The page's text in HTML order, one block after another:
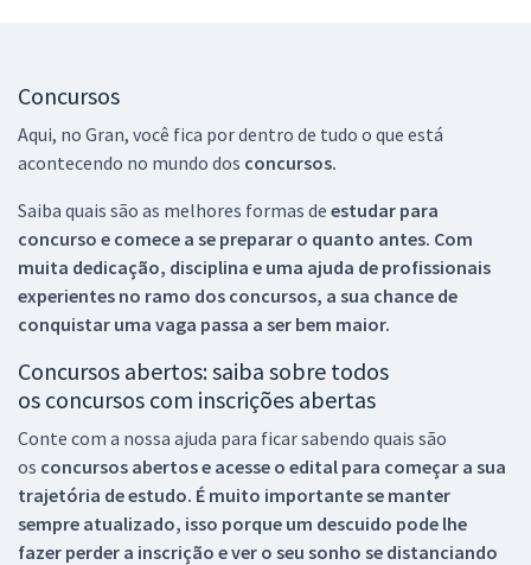
Concursos
Aqui, no Gran, você fica por dentro de tudo o que está
acontecendo no mundo dos concursos.
Saiba quais são as melhores formas de estudar para
concurso e comece a se preparar o quanto antes. Com
muita dedicação, disciplina e uma ajuda de profissionais
experientes no ramo dos concursos, a sua chance de
conquistar uma vaga passa a ser bem maior.
Concursos abertos: saiba sobre todos
os concursos com inscrições abertas
Conte com a nossa ajuda para ficar sabendo quais são
os concursos abertos e acesse o edital para começar a sua
trajetória de estudo. É muito importante se manter
sempre atualizado, isso porque um descuido pode lhe
fazer perder a inscrição e ver o seu sonho se distanciando